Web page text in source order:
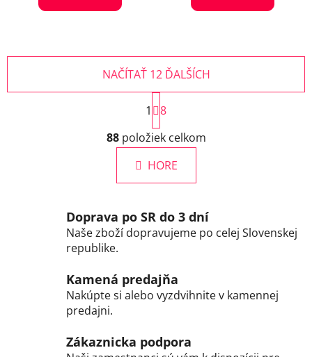
O
v
l
á
d
c
i
r
v
v
NAČÍTAŤ 12 ĎALŠÍCH
S
t
r
á
n
k
n
i
1
8
88položiek celkom
HORE
Doprava po SR do 3 dní
Naše zboží dopravujeme po celej Slovenskej
republike.
Kamená predajňa
Nakúpte si alebo vyzdvihnite v kamennej
predajni.
Zákaznicka podpora